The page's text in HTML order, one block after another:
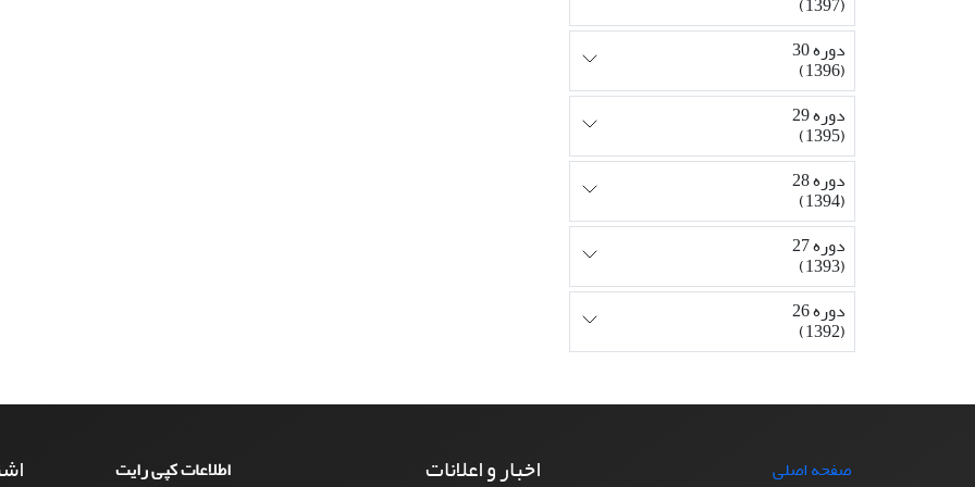
دوره 30
(1396)
دوره 29
(1395)
دوره 28
(1394)
دوره 27
(1393)
دوره 26
(1392)
صفحه اصلی
اخبار و اعلانات اطلاعات کپی رایت